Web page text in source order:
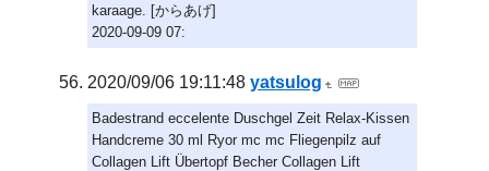
karaage. [からあげ]
2020-09-09 07:
2020/09/06 19:11:48 yatsulog
Badestrand eccelente Duschgel Zeit Relax-Kissen
Handcreme 30 ml Ryor mc mc Fliegenpilz auf
Collagen Lift Übertopf Becher Collagen Lift